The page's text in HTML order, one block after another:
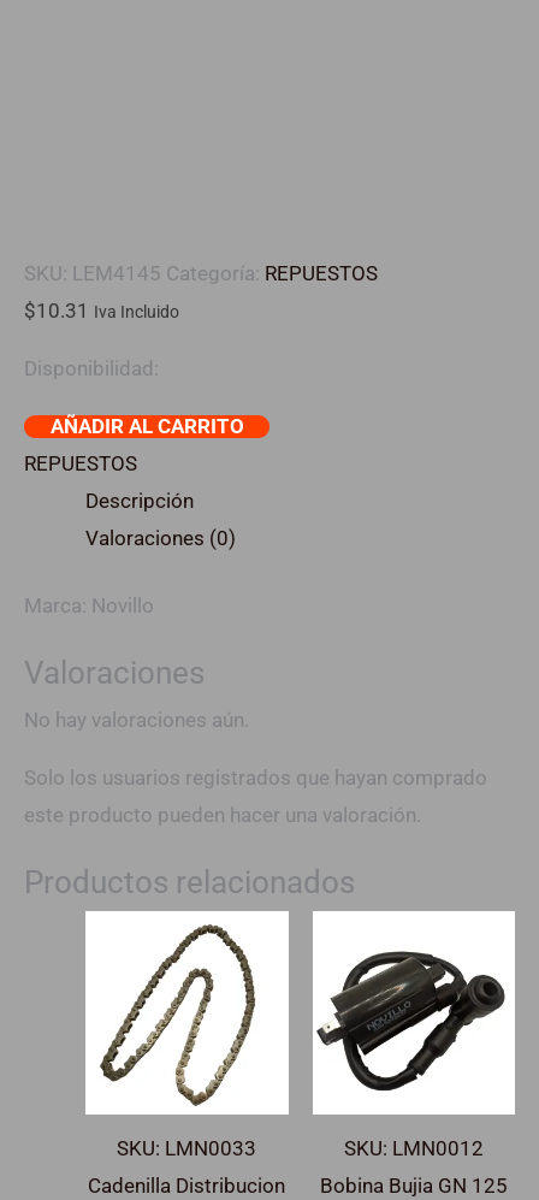
SKU: LEM4145 Categoría: REPUESTOS
$10.31 Iva Incluido
Disponibilidad:
AÑADIR AL CARRITO
REPUESTOS
Descripción
Valoraciones (0)
Marca: Novillo
Valoraciones
No hay valoraciones aún.
Solo los usuarios registrados que hayan comprado
este producto pueden hacer una valoración.
Productos relacionados
SKU: LMN0033
Cadenilla Distribucion
SKU: LMN0012
Bobina Bujia GN 125